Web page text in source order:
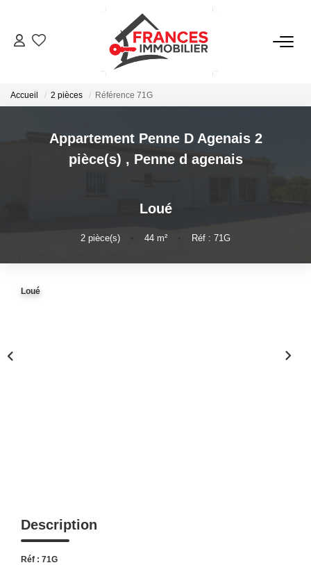
GESTION LOCATIVE
NOTRE AGENCE
Accueil 2 pièces Référence 71G
Appartement Penne D Agenais 2
pièce(s) , Penne d agenais
Loué
2 pièce(s) 44 m² Réf : 71G
Loué
Description
Réf : 71G